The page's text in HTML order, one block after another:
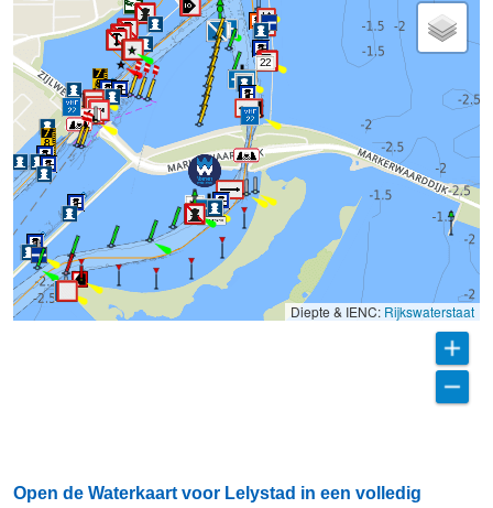
22
Diepte & IENC: Rijkswaterstaat
Open de Waterkaart voor Lelystad in een volledig